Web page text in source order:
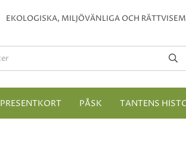
EKOLOGISKA, MILJÖVÄNLIGA OCH
PRESENTKORT PÅSK TANTENS